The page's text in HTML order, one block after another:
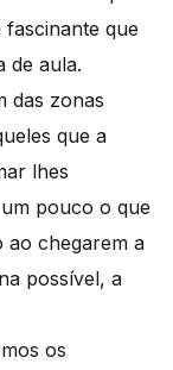
que
de aula.
das zonas
que a
lhes
pouco o que
ao chegarem a
possível, a
os